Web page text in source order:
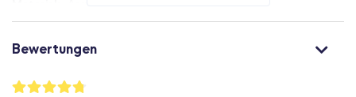
Metall
Bewertungen
Bewertung: